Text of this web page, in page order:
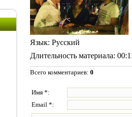
Язык: Русский
Длительность материала:
Всего комментариев: 0
Имя *:
Email *: